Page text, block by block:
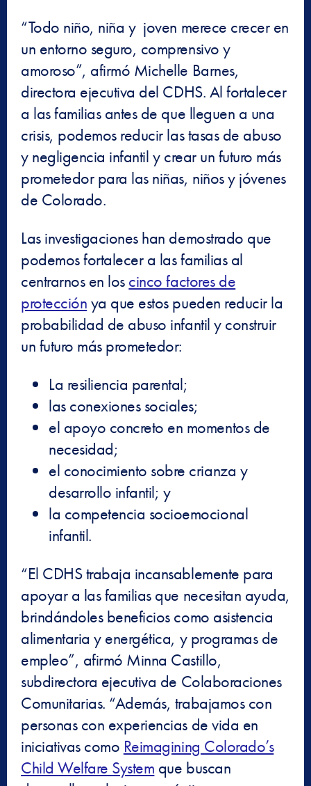
“Todo niño, niña y joven merece crecer en
un entorno seguro, comprensivo y
amoroso”, afirmó Michelle Barnes,
directora ejecutiva del CDHS. Al fortalecer
a las familias antes de que lleguen a una
crisis, podemos reducir las tasas de abuso
y negligencia infantil y crear un futuro más
prometedor para las niñas, niños y jóvenes
de Colorado.
Las investigaciones han demostrado que
podemos fortalecer a las familias al
centrarnos en loscinco factores de
protecciónya que estos pueden reducir la
probabilidad de abuso infantil y construir
un futuro más prometedor:
La resiliencia parental;
las conexiones sociales;
el apoyo concreto en momentos de
necesidad;
el conocimiento sobre crianza y
desarrollo infantil; y
la competencia socioemocional
infantil.
“El CDHS trabaja incansablemente para
apoyar a las familias que necesitan ayuda,
brindándoles beneficios como asistencia
alimentaria y energética, y programas de
empleo”, afirmó Minna Castillo,
subdirectora ejecutiva de Colaboraciones
Comunitarias. “Además, trabajamos con
personas con experiencias de vida en
iniciativas como Reimagining Colorado’s
Child Welfare System que buscan